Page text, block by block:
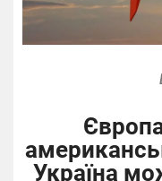
Україна